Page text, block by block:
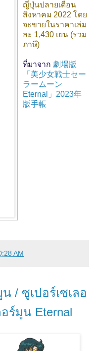
ญี่ปุ่นปลายเดือน
สิงหาคม 2022 โดย
จะขายในราคาเล่ม
ละ 1,430 เยน (รวม
ภาษี)
ที่มาจาก 劇場版
「美少女戦士セー
ラームーン
Eternal」2023年
版手帳
AM
/ ซูเปอร์เซเลอ
ร์มูน Eternal